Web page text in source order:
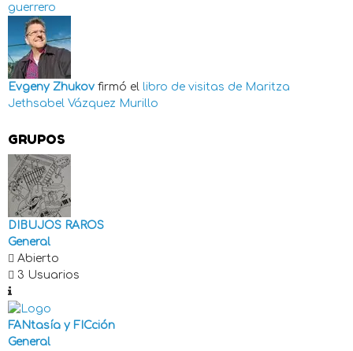
guerrero
Evgeny Zhukov firmó el libro de visitas de Maritza
Jethsabel Vázquez Murillo
GRUPOS
DIBUJOS RAROS
General
Abierto
3 Usuarios
FANtasía y FICción
General